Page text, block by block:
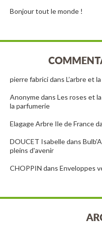
Bonjour tout le monde !
pierre fabricidans L’arbre et
Anonymedans Les roses et
la parfumerie
Elagage Arbre Ile de France
DOUCET Isabelledans
pleins d'avenir
CHOPPIN dans Enveloppes